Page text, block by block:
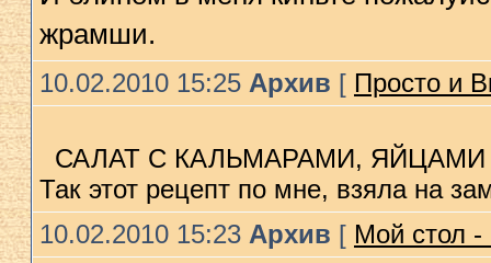
жрамши.
10.02.2010 15:25 Архив [ Просто и
САЛАТ С КАЛЬМАРАМИ, ЯЙЦАМИ
Так этот рецепт по мне, взяла на
10.02.2010 15:23 Архив [ Мой стол -